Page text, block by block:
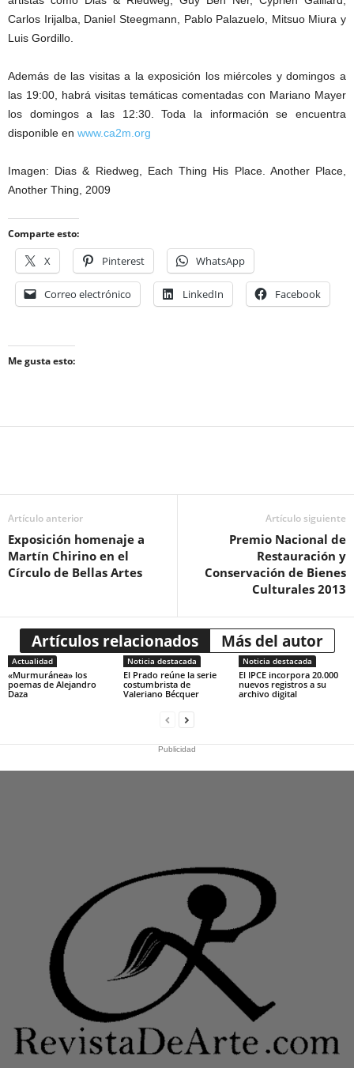
Carlos Irijalba, Daniel Steegmann, Pablo Palazuelo, Mitsuo Miura y
Luis Gordillo.
Además de las visitas a la exposición los miércoles y domingos a
las 19:00, habrá visitas temáticas comentadas con Mariano Mayer
los domingos a las 12:30. Toda la información se encuentra
disponible en www.ca2m.org
Imagen: Dias & Riedweg, Each Thing His Place. Another Place,
Another Thing, 2009
Comparte esto:
X Pinterest WhatsApp
Correo electrónico LinkedIn Facebook
Me gusta esto:
Artículo anterior
Exposición homenaje a
Martín Chirino en el
Círculo de Bellas Artes
Artículo siguiente
Premio Nacional de
Restauración y
Conservación de Bienes
Culturales 2013
Artículos relacionados Más del autor
Actualidad
«Murmuránea» los
poemas de Alejandro
Daza
Noticia destacada
El Prado reúne la serie
costumbrista de
Valeriano Bécquer
Noticia destacada
El IPCE incorpora 20.000
nuevos registros a su
archivo digital
Publicidad